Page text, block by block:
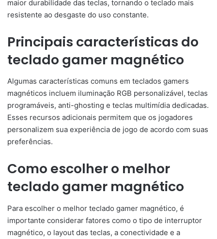
maior durabilidade das teclas, tornando o teclado mais
resistente ao desgaste do uso constante.
Principais características do
teclado gamer magnético
Algumas características comuns em teclados gamers
magnéticos incluem iluminação RGB personalizável, teclas
programáveis, anti-ghosting e teclas multimídia dedicadas.
Esses recursos adicionais permitem que os jogadores
personalizem sua experiência de jogo de acordo com suas
preferências.
Como escolher o melhor
teclado gamer magnético
Para escolher o melhor teclado gamer magnético, é
importante considerar fatores como o tipo de interruptor
magnético, o layout das teclas, a conectividade e a